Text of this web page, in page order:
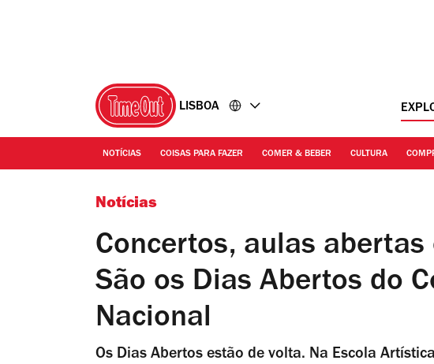
LISBOA
NOTÍCIAS COISAS PARA FAZER COMER & BEBER CULTURA
Notícias
Concertos, aulas abertas
São os Dias Abertos do
Nacional
Os Dias Abertos estão de volta. Na Escola